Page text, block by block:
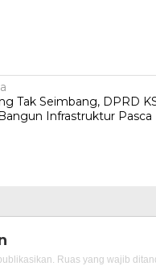
Tak Seimbang, DPRD
Infrastruktur Pasca
Ruas yang wajib